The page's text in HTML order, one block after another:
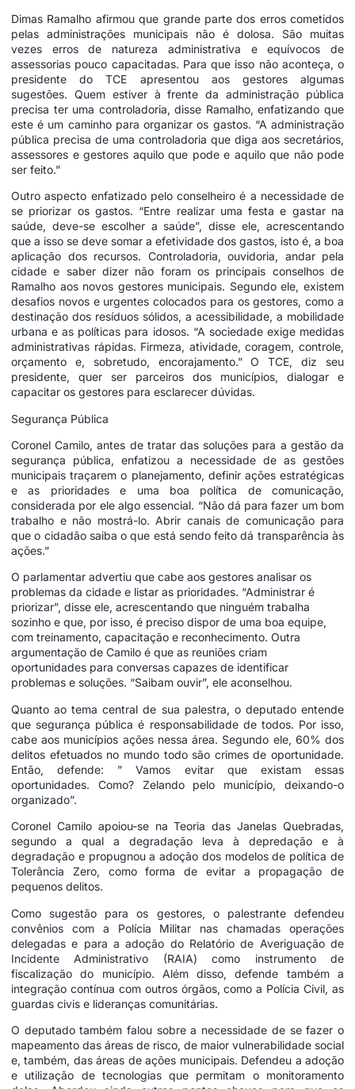
Dimas Ramalho afirmou que grande parte dos erros cometidos
pelas administrações municipais não é dolosa. São muitas
vezes erros de natureza administrativa e equívocos de
assessorias pouco capacitadas. Para que isso não aconteça, o
presidente do TCE apresentou aos gestores algumas
sugestões. Quem estiver à frente da administração pública
precisa ter uma controladoria, disse Ramalho, enfatizando que
este é um caminho para organizar os gastos. “A administração
pública precisa de uma controladoria que diga aos secretários,
assessores e gestores aquilo que pode e aquilo que não pode
ser feito.”
Outro aspecto enfatizado pelo conselheiro é a necessidade de
se priorizar os gastos. “Entre realizar uma festa e gastar na
saúde, deve-se escolher a saúde”, disse ele, acrescentando
que a isso se deve somar a efetividade dos gastos, isto é, a boa
aplicação dos recursos. Controladoria, ouvidoria, andar pela
cidade e saber dizer não foram os principais conselhos de
Ramalho aos novos gestores municipais. Segundo ele, existem
desafios novos e urgentes colocados para os gestores, como a
destinação dos resíduos sólidos, a acessibilidade, a mobilidade
urbana e as políticas para idosos. “A sociedade exige medidas
administrativas rápidas. Firmeza, atividade, coragem, controle,
orçamento e, sobretudo, encorajamento.” O TCE, diz seu
presidente, quer ser parceiros dos municípios, dialogar e
capacitar os gestores para esclarecer dúvidas.
Segurança Pública
Coronel Camilo, antes de tratar das soluções para a gestão da
segurança pública, enfatizou a necessidade de as gestões
municipais traçarem o planejamento, definir ações estratégicas
e as prioridades e uma boa política de comunicação,
considerada por ele algo essencial. “Não dá para fazer um bom
trabalho e não mostrá-lo. Abrir canais de comunicação para
que o cidadão saiba o que está sendo feito dá transparência às
ações.”
O parlamentar advertiu que cabe aos gestores analisar os
problemas da cidade e listar as prioridades. “Administrar é
priorizar”, disse ele, acrescentando que ninguém trabalha
sozinho e que, por isso, é preciso dispor de uma boa equipe,
com treinamento, capacitação e reconhecimento. Outra
argumentação de Camilo é que as reuniões criam
oportunidades para conversas capazes de identificar
problemas e soluções. “Saibam ouvir”, ele aconselhou.
Quanto ao tema central de sua palestra, o deputado entende
que segurança pública é responsabilidade de todos. Por isso,
cabe aos municípios ações nessa área. Segundo ele, 60% dos
delitos efetuados no mundo todo são crimes de oportunidade.
Então, defende: ” Vamos evitar que existam essas
oportunidades. Como? Zelando pelo município, deixando-o
organizado”.
Coronel Camilo apoiou-se na Teoria das Janelas Quebradas,
segundo a qual a degradação leva à depredação e à
degradação e propugnou a adoção dos modelos de política de
Tolerância Zero, como forma de evitar a propagação de
pequenos delitos.
Como sugestão para os gestores, o palestrante defendeu
convênios com a Polícia Militar nas chamadas operações
delegadas e para a adoção do Relatório de Averiguação de
Incidente Administrativo (RAIA) como instrumento de
fiscalização do município. Além disso, defende também a
integração contínua com outros órgãos, como a Polícia Civil, as
guardas civis e lideranças comunitárias.
O deputado também falou sobre a necessidade de se fazer o
mapeamento das áreas de risco, de maior vulnerabilidade social
e, também, das áreas de ações municipais. Defendeu a adoção
e utilização de tecnologias que permitam o monitoramento